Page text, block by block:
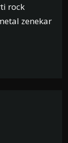
rock
zenekar